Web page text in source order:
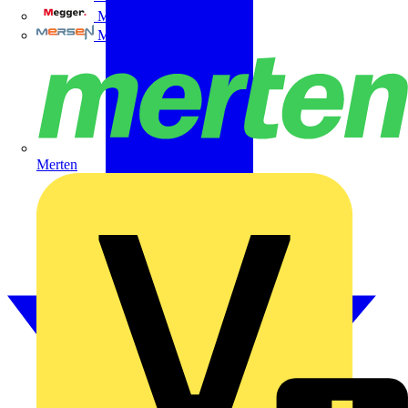
Megger
Mersen
Merten